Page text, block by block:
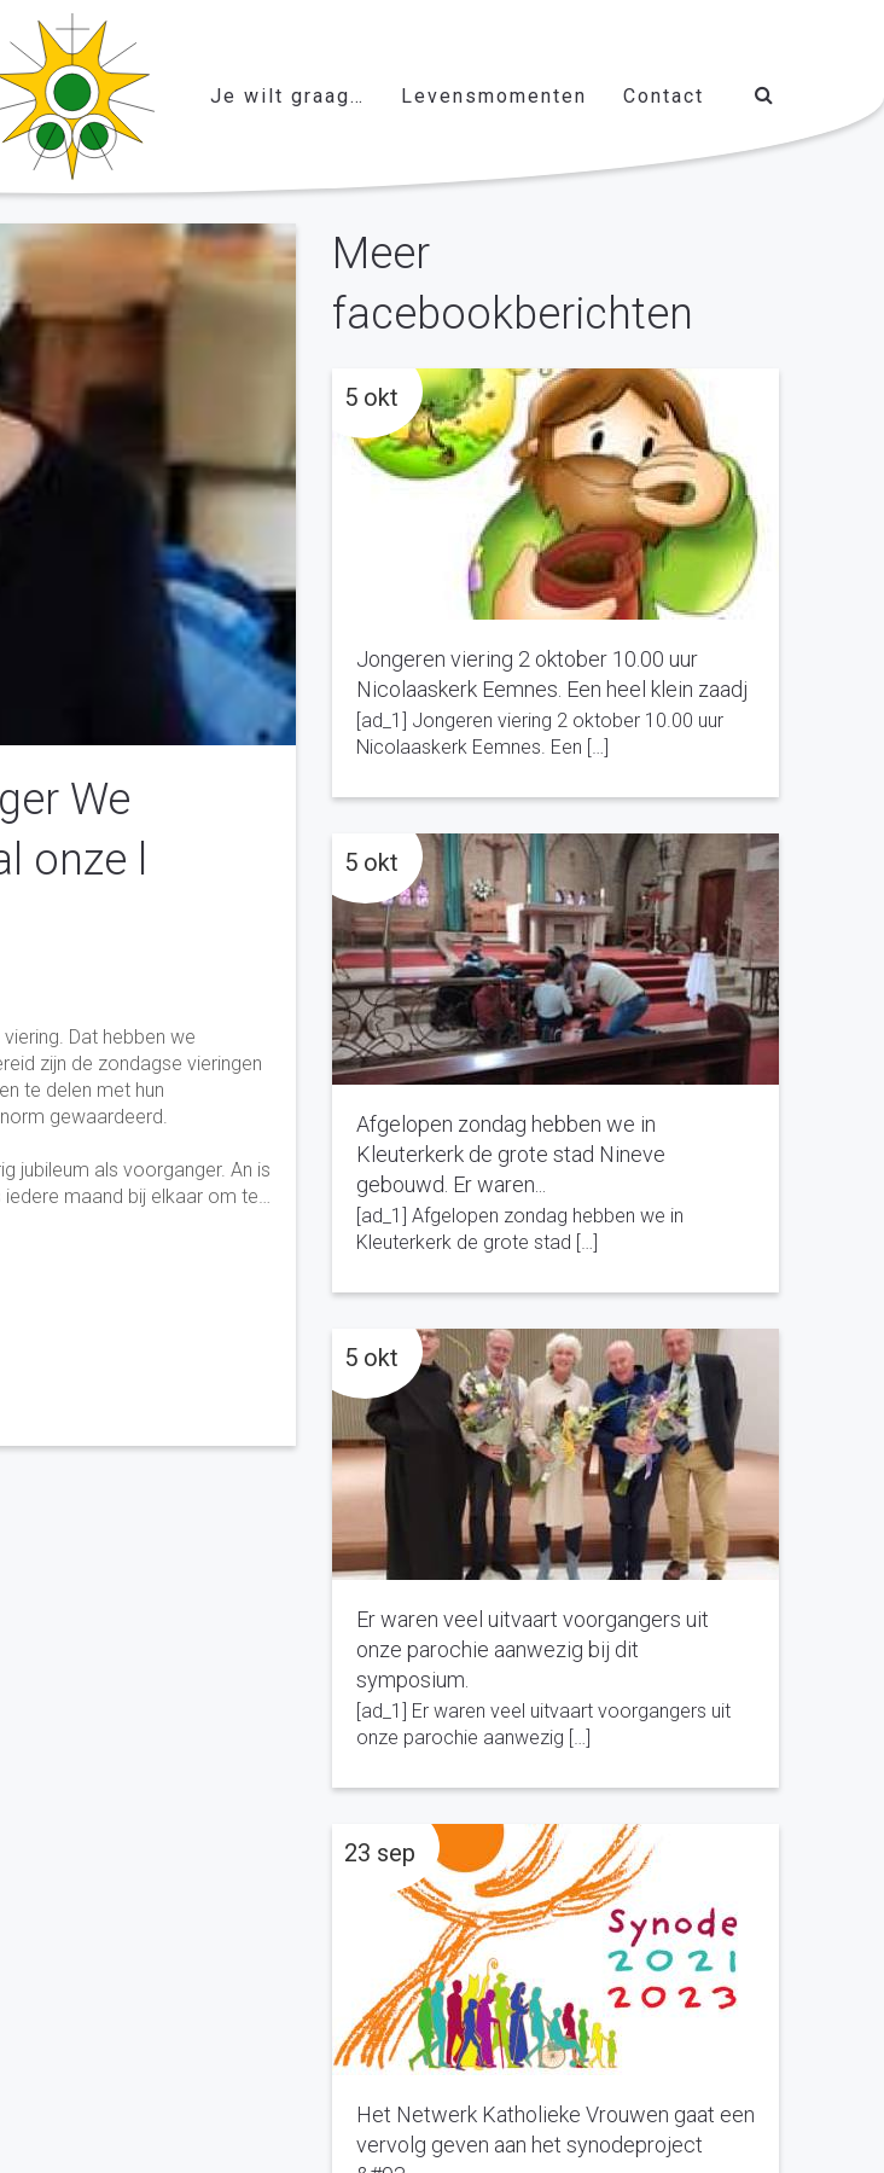
Je wilt graag… Levensmomenten Contact
We
onze l
Dat hebben we
zijn de zondagse vieringen
te delen met hun
gewaardeerd.
jubileum als voorganger. An is
maand bij elkaar om te…
Meer
facebookberichten
Jongeren viering 2 oktober 10.00 uur
Nicolaaskerk Eemnes. Een heel klein zaadj
[ad_1] Jongeren viering 2 oktober 10.00 uur
Nicolaaskerk Eemnes. Een […]
5 okt
Afgelopen zondag hebben we in
Kleuterkerk de grote stad Nineve
gebouwd. Er waren...
[ad_1] Afgelopen zondag hebben we in
Kleuterkerk de grote stad […]
5 okt
Er waren veel uitvaart voorgangers uit
onze parochie aanwezig bij dit
symposium.
[ad_1] Er waren veel uitvaart voorgangers uit
onze parochie aanwezig […]
5 okt
Het Netwerk Katholieke Vrouwen gaat een
vervolg geven aan het synodeproject
23 sep